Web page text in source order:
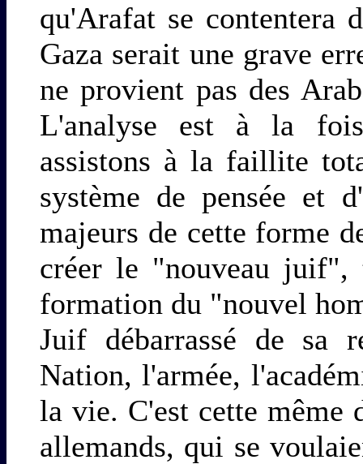
qu'Arafat se contentera
Gaza serait une grave
ne provient pas des
L'analyse est à la
assistons à la faillite
système de pensée et
majeurs de cette forme
créer le "nouveau juif",
formation du "nouvel
Juif débarrassé de sa
Nation, l'armée,
la vie. C'est cette même
allemands, qui se